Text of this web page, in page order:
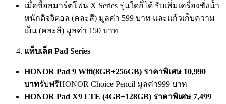
เมื่อซื้อสมาร์ตโฟน X Series รุ่นใดก็ได้ รับเพิ่มเครื่องชั่งน้ำ
หนักดิจจิตอล (คละสี) มูลค่า 599 บาท และแก้วเก็บความ
เย็น (คละสี) มูลค่า 150 บาท
แท็บเล็ต Pad Series
HONOR Pad 9 Wifi(8GB+256GB) ราคาพิเศษ 10,990
บาทรับฟรีHONOR Choice Pencil มูลค่า999 บาท
HONOR Pad X9 LTE (4GB+128GB) ราคาพิเศษ 7,499